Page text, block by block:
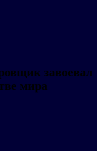
завоевал
мира